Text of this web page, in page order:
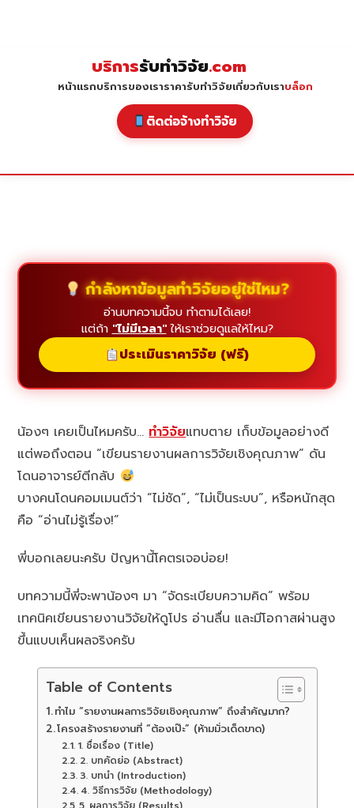
บริการรับทำวิจัย.com
หน้าแรกบริการของเราราคารับทำวิจัยเกี่ยวกับเราบล็อก
ติดต่อจ้างทำวิจัย
กำลังหาข้อมูลทำวิจัยอยู่ใช่ไหม?
อ่านบทความนี้จบ ทำตามได้เลย!
แต่ถ้า "ไม่มีเวลา"ให้เราช่วยดูแลให้ไหม?
ประเมินราคาวิจัย (ฟรี)
น้องๆ เคยเป็นไหมครับ…ทำวิจัยแทบตาย เก็บข้อมูลอย่างดี
แต่พอถึงตอน “เขียนรายงานผลการวิจัยเชิงคุณภาพ” ดัน
โดนอาจารย์ตีกลับ
บางคนโดนคอมเมนต์ว่า “ไม่ชัด”, “ไม่เป็นระบบ”, หรือหนักสุด
คือ “อ่านไม่รู้เรื่อง!”
พี่บอกเลยนะครับ ปัญหานี้โคตรเจอบ่อย!
บทความนี้พี่จะพาน้องๆ มา “จัดระเบียบความคิด” พร้อม
เทคนิคเขียนรายงานวิจัยให้ดูโปร อ่านลื่น และมีโอกาสผ่านสูง
ขึ้นแบบเห็นผลจริงครับ
Table of Contents
ทำไม “รายงานผลการวิจัยเชิงคุณภาพ” ถึงสำคัญมาก?
โครงสร้างรายงานที่ “ต้องเป๊ะ” (ห้ามมั่วเด็ดขาด)
1. ชื่อเรื่อง (Title)
2. บทคัดย่อ (Abstract)
3. บทนำ (Introduction)
4. วิธีการวิจัย (Methodology)